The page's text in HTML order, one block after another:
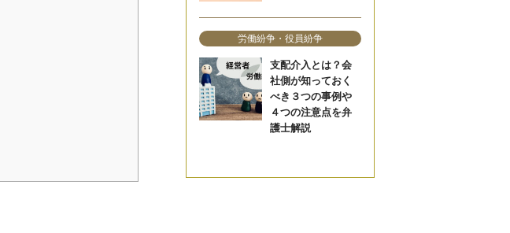
労働紛争・役員紛争
支配介入とは？会
社側が知っておく
べき３つの事例や
４つの注意点を弁
護士解説